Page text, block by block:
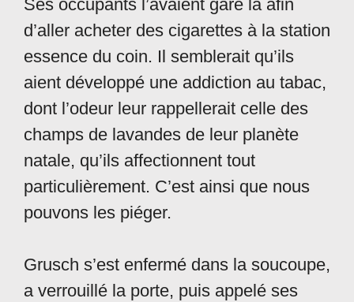
Ses occupants l’avaient garé là afin
d’aller acheter des cigarettes à la station
essence du coin. Il semblerait qu’ils
aient développé une addiction au tabac,
dont l’odeur leur rappellerait celle des
champs de lavandes de leur planète
natale, qu’ils affectionnent tout
particulièrement. C’est ainsi que nous
pouvons les piéger.
Grusch s’est enfermé dans la soucoupe,
a verrouillé la porte, puis appelé ses